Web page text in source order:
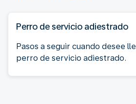
Perro de servicio adiestrado
Pasos a seguir cuando desee
perro de servicio adiestrado.